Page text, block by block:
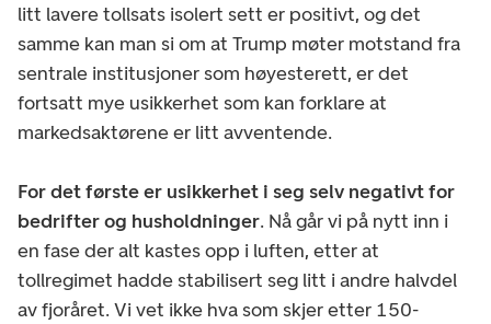
litt lavere tollsats isolert sett er positivt, og det
samme kan man si om at Trump møter motstand fra
sentrale institusjoner som høyesterett, er det
fortsatt mye usikkerhet som kan forklare at
markedsaktørene er litt avventende.
For det første er usikkerhet i seg selv negativt for
bedrifter og husholdninger. Nå går vi på nytt inn i
en fase der alt kastes opp i luften, etter at
tollregimet hadde stabilisert seg litt i andre halvdel
av fjoråret. Vi vet ikke hva som skjer etter 150-